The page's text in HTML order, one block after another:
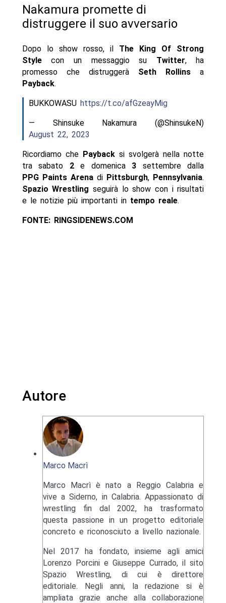
Nakamura promette di
distruggere il suo avversario
Dopo lo show rosso, il The King Of Strong
Stylecon un messaggio su Twitter, ha
promesso che distruggeràSeth Rollins a
Payback.
BUKKOWASU https://t.co/afGzeayMig
— Shinsuke Nakamura (@ShinsukeN)
August 22, 2023
Ricordiamo che Paybacksi svolgerà nella notte
tra sabato 2e domenica 3 settembre dalla
PPG Paints Arenadi Pittsburgh, Pennsylvania.
Spazio Wrestling seguirà lo show con i risultati
e le notizie più importanti intempo reale.
FONTE: RINGSIDENEWS.COM
Autore
Marco Macrì
Marco Macrì è nato a Reggio Calabria e
vive a Siderno, in Calabria. Appassionato di
wrestling fin dal 2002, ha trasformato
questa passione in un progetto editoriale
concreto e riconosciuto a livello nazionale.
Nel 2017 ha fondato, insieme agli amici
Lorenzo Porcini e Giuseppe Currado, il sito
Spazio Wrestling, di cui è direttore
editoriale. Negli anni, la redazione si è
ampliata grazie anche alla collaborazione